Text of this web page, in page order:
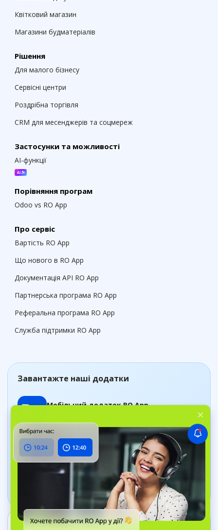
Квітковий магазин
Магазини будматеріалів
Рішення
Для малого бізнесу
Сервісні центри
Роздрібна торгівля
CRM для месенджерів та соцмереж
Застосунки та можливості
AI-функції
Порівняння програм
Odoo vs RO App
Про сервіс
Вартість RO App
Що нового в RO App
Документація API RO App
Партнерська програма RO App
Реферальна програма RO App
Служба підтримки RO App
Завантажте наші додатки
Мобільний додаток RO App
Додаток Дашборд
Відстежуйте стан бізнесу в реальному часі
Зв’яжіться з нами